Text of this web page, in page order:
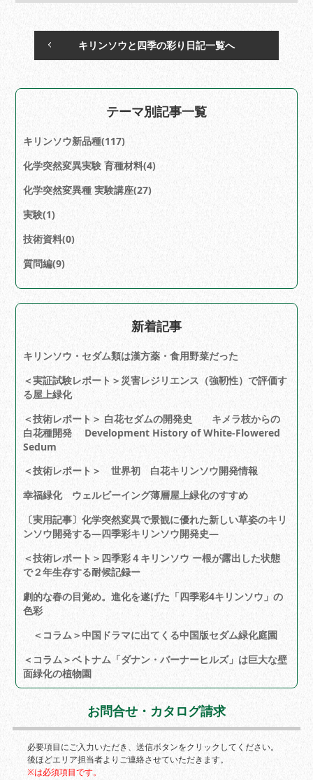
キリンソウと四季の彩り日記一覧へ
テーマ別記事一覧
キリンソウ新品種(117)
化学突然変異実験 育種材料(4)
化学突然変異種 実験講座(27)
実験(1)
技術資料(0)
質問編(9)
新着記事
キリンソウ・セダム類は漢方薬・食用野菜だった
＜実証試験レポート＞災害レジリエンス（強靭性）で評価す
る屋上緑化
＜技術レポート＞ 白花セダムの開発史 キメラ枝からの
白花種開発 Development History of White-Flowered
Sedum
＜技術レポート＞ 世界初 白花キリンソウ開発情報
幸福緑化 ウェルビーイング薄層屋上緑化のすすめ
〔実用記事〕化学突然変異で景観に優れた新しい草姿のキリ
ンソウ開発する―四季彩キリンソウ開発史―
＜技術レポート＞四季彩４キリンソウ ー根が露出した状態
で２年生存する耐候記録ー
劇的な春の目覚め。進化を遂げた「四季彩4キリンソウ」の
色彩
＜コラム＞中国ドラマに出てくる中国版セダム緑化庭園
＜コラム＞ベトナム「ダナン・バーナーヒルズ」は巨大な壁
面緑化の植物園
お問合せ・カタログ請求
必要項目にご入力いただき、送信ボタンをクリックしてください。
後ほどエリア担当者よりご連絡させていただきます。
※は必須項目です。